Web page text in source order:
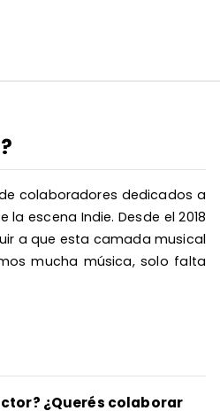
colaboradores dedicados a
escena Indie. Desde el 2018
a que esta camada musical
mucha música, solo falta
¿Querés colaborar